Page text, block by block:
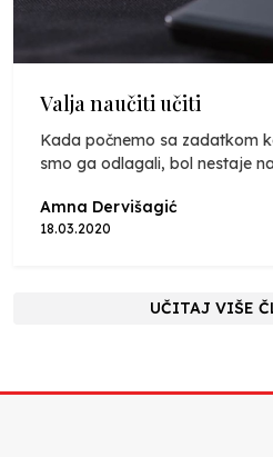
Valja naučiti učiti
Kada počnemo sa zadatkom
smo ga odlagali, bol nestaje
Amna Dervišagić
18.03.2020
UČITAJ VIŠE